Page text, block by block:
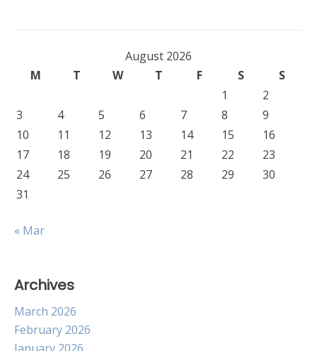
August 2026
M
T W T F S
S
1
2
3
4 5 6 7 8
9
10
11 12 13 14 15
16
17
18 19 20 21 22
23
24
25 26 27 28 29
30
31
« Mar
Archives
March 2026
February 2026